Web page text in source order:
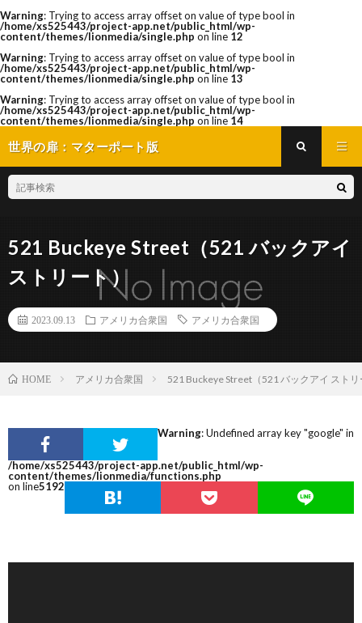
Warning: Trying to access array offset on value of type bool in
/home/xs525443/project-app.net/public_html/wp-
content/themes/lionmedia/single.php on line 12
Warning: Trying to access array offset on value of type bool in
/home/xs525443/project-app.net/public_html/wp-
content/themes/lionmedia/single.php on line 13
Warning: Trying to access array offset on value of type bool in
/home/xs525443/project-app.net/public_html/wp-
content/themes/lionmedia/single.php on line 14
世界の扉：マターポート版
521 Buckeye Street（521 バックアイ
ストリート）
2023.09.13 アメリカ合衆国 アメリカ合衆国
HOME アメリカ合衆国 521 Buckeye Street（521 バックアイ スト
Warning: Undefined array key "google" in
/home/xs525443/project-app.net/public_html/wp-
content/themes/lionmedia/functions.php
on line5192